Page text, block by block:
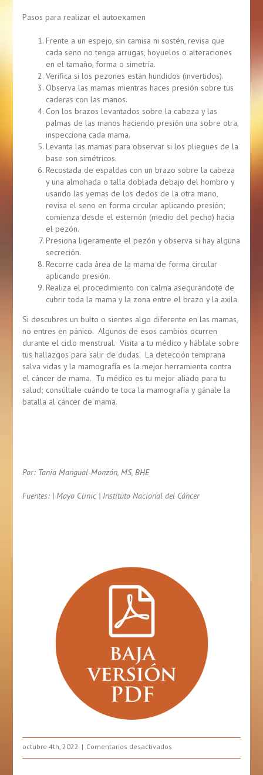
Pasos para realizar el autoexamen
Frente a un espejo, sin camisa ni sostén, revisa que
cada seno no tenga arrugas, hoyuelos o alteraciones
en el tamaño, forma o simetría.
Verifica si los pezones están hundidos (invertidos).
Observa las mamas mientras haces presión sobre tus
caderas con las manos.
Con los brazos levantados sobre la cabeza y las
palmas de las manos haciendo presión una sobre otra,
inspecciona cada mama.
Levanta las mamas para observar si los pliegues de la
base son simétricos.
Recostada de espaldas con un brazo sobre la cabeza
y una almohada o talla doblada debajo del hombro y
usando las yemas de los dedos de la otra mano,
revisa el seno en forma circular aplicando presión;
comienza desde el esternón (medio del pecho) hacia
el pezón.
Presiona ligeramente el pezón y observa si hay alguna
secreción.
Recorre cada área de la mama de forma circular
aplicando presión.
Realiza el procedimiento con calma asegurándote de
cubrir toda la mama y la zona entre el brazo y la axila.
Si descubres un bulto o sientes algo diferente en las mamas,
no entres en pánico. Algunos de esos cambios ocurren
durante el ciclo menstrual. Visita a tu médico y háblale sobre
tus hallazgos para salir de dudas. La detección temprana
salva vidas y la mamografía es la mejor herramienta contra
el cáncer de mama. Tu médico es tu mejor aliado para tu
salud; consúltale cuándo te toca la mamografía y gánale la
batalla al cáncer de mama.
Por: Tania Mangual-Monzón, MS, BHE
Fuentes: | Mayo Clinic | Instituto Nacional del Cáncer
octubre 4th, 2022 Comentarios desactivados
Autoexamen